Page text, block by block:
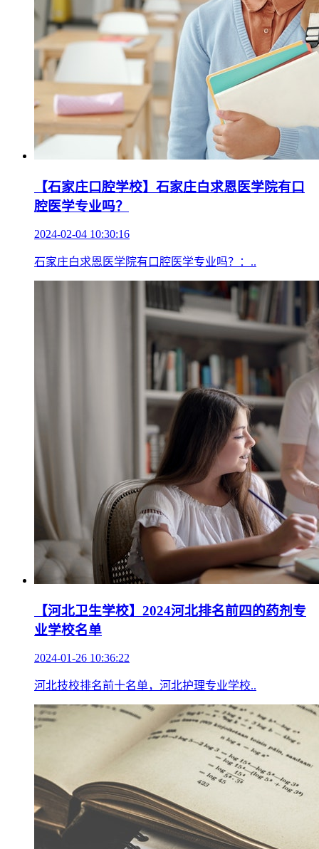
【石家庄口腔学校】石家庄白求恩医学院有口
腔医学专业吗？
2024-02-04 10:30:16
石家庄白求恩医学院有口腔医学专业吗？：..
【河北卫生学校】2024河北排名前四的药剂专
业学校名单
2024-01-26 10:36:22
河北技校排名前十名单，河北护理专业学校..